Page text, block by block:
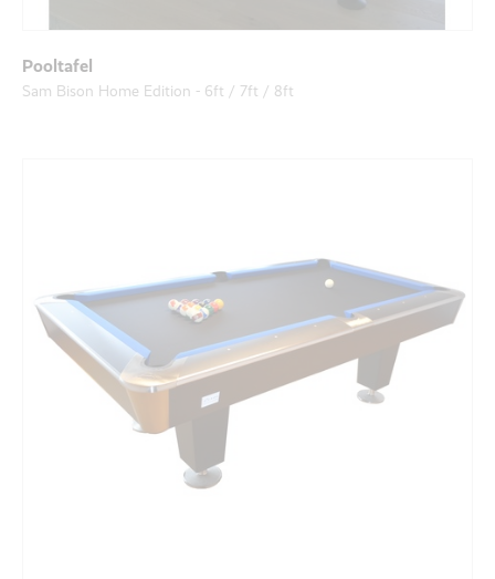
Pooltafel
Sam Bison Home Edition - 6ft / 7ft / 8ft